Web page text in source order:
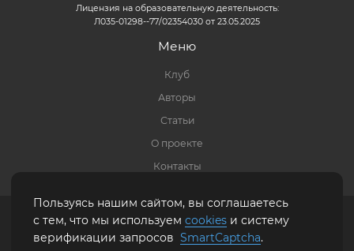
Лицензия на образовательную деятельность:
Л035-01298--77/02354030 от 23.05.2025
Меню
Клуб
Авторы
Статьи
О проекте
Контакты
Правовая информация |Политика обработки персональных данных
сайта
Пользуясь нашим сайтом, вы соглашаетесь
с тем, что мы используем cookies и систему
верификации запросов SmartCaptcha.